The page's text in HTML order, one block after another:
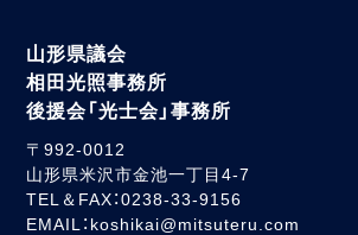
山形県議会
相田光照事務所
後援会「光士会」事務所
〒992-0012
山形県米沢市金池一丁目4-7
TEL＆FAX：0238-33-9156
EMAIL：koshikai@mitsuteru.com